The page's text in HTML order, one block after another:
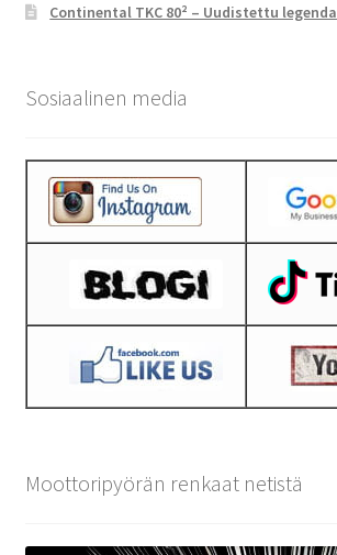
Continental TKC 80² – Uudistettu legenda
Sosiaalinen media
Moottoripyörän renkaat netistä